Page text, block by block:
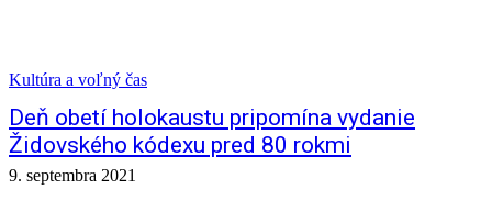
Kultúra a voľný čas
Deň obetí holokaustu pripomína vydanie
Židovského kódexu pred 80 rokmi
9. septembra 2021